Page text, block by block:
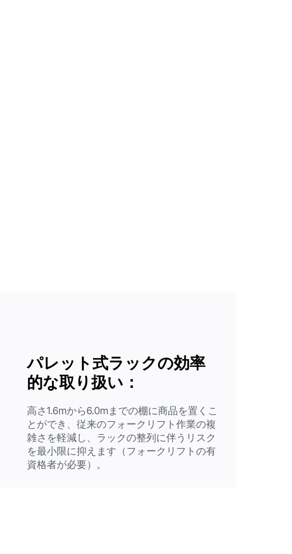
パレット式ラックの効率
的な取り扱い：
高さ1.6mから6.0mまでの棚に商品を置くこ
とができ、従来のフォークリフト作業の複
雑さを軽減し、ラックの整列に伴うリスク
を最小限に抑えます（フォークリフトの有
資格者が必要）。